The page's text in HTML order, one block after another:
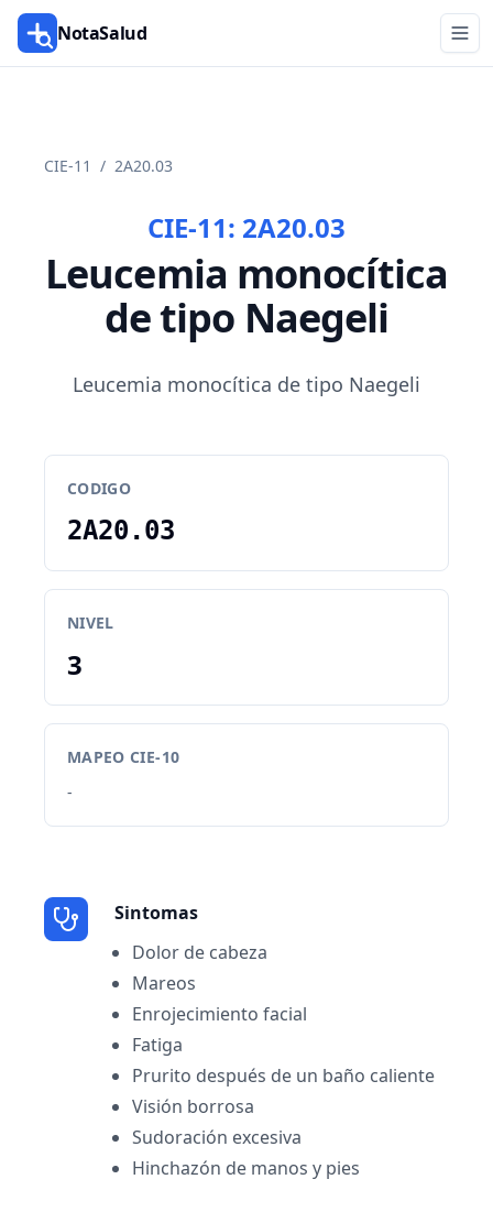
NotaSalud
CIE-11 / 2A20.03
CIE-11: 2A20.03
Leucemia monocítica
de tipo Naegeli
Leucemia monocítica de tipo Naegeli
CODIGO
2A20.03
NIVEL
3
MAPEO CIE-10
-
Sintomas
Dolor de cabeza
Mareos
Enrojecimiento facial
Fatiga
Prurito después de un baño caliente
Visión borrosa
Sudoración excesiva
Hinchazón de manos y pies